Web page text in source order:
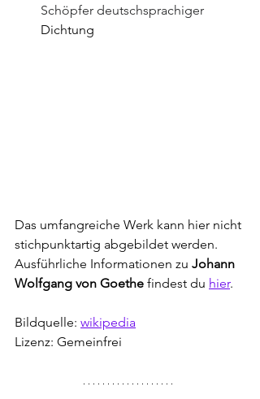
Schöpfer deutschsprachiger
Dichtung
Das umfangreiche Werk kann hier nicht
stichpunktartig abgebildet werden.
Ausführliche Informationen zu Johann
Wolfgang von Goethe findest du hier.
Bildquelle: wikipedia
Lizenz: Gemeinfrei